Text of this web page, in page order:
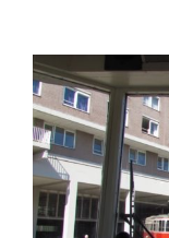
Bekijk
grotere
afbeelding